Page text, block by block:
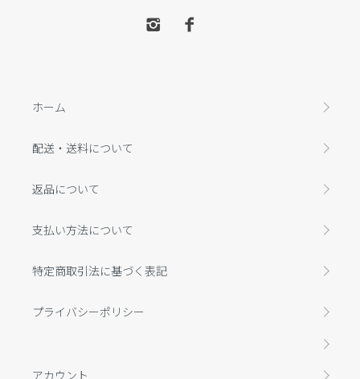
ホーム
配送・送料について
返品について
支払い方法について
特定商取引法に基づく表記
プライバシーポリシー
アカウント